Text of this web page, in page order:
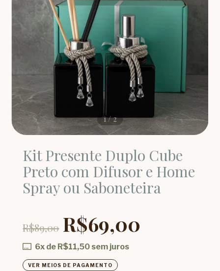
1/2
Kit Presente Duplo Cube
Preto com Difusor e Home
Spray ou Saboneteira
R$89,00 R$69,00
6x de R$11,50 sem juros
VER MEIOS DE PAGAMENTO